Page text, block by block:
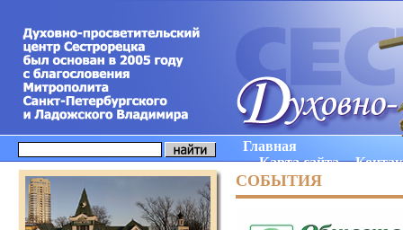
Главная
Карта сайта
СОБЫТИЯ